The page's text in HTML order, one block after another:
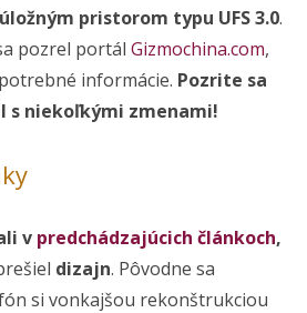
úložným pristorom typu UFS 3.0.
pozrel portál Gizmochina.com,
informácie. Pozrite sa
s niekoľkými zmenami!
v predchádzajúcich článkoch,
dizajn. Pôvodne sa
si vonkajšou rekonštrukciou